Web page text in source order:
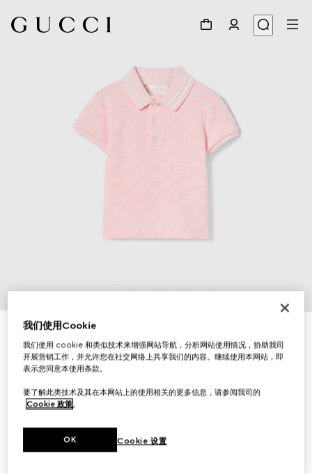
婴儿GG棉质Polo衫
£225
相关款式浅粉色
我们使用Cookie
我们使用 cookie 和类似技术来增强网站导航，分析网站使用情况，协助我司
开展营销工作，并允许您在社交网络上共享我们的内容。继续使用本网站，即
表示您同意本使用条款。
要了解此类技术及其在本网站上的使用相关的更多信息，请参阅我司的
Cookie 政策。
Cookie 设置
OK